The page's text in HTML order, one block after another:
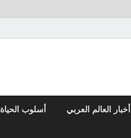
أخبار العالم العربي أسلوب الحياة